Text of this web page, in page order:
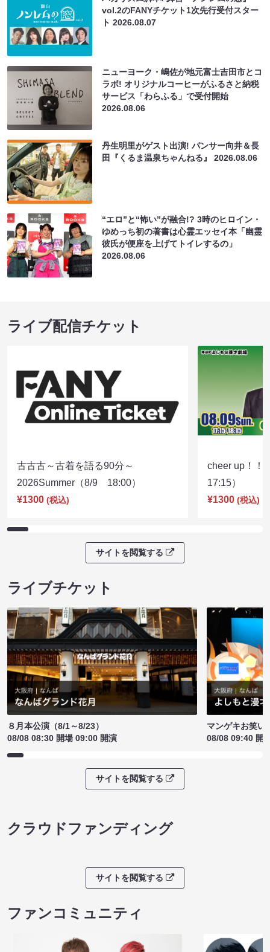
vol.2のFANYチケット1次先行受付スター
ト2026.08.07
ニューヨーク・嶋佐が地元富士吉田市とコ
ラボ! オリジナルコーヒーがふるさと納税
サービス「わらふる」で受付開始
2026.08.06
丹生明里がゲスト出演! パンサー向井＆長
田『くるま温泉ちゃんねる』2026.08.06
“エロ”と“怖い”が融合!? 3時のヒロイン・
ゆめっち初の著書は心霊エッセイ本「幽霊
彼氏が便座を上げてトイレするの」
2026.08.06
ライブ配信チケット
古古古～古着を語る90分～
2026Summer（8/9 18:00）
¥1300 (税込)
cheer up！
17:15）
¥1300 (税込)
サイトを閲覧する
ライブチケット
８月本公演（8/1～8/23）
08/08 08:30 開場 09:00 開演
マンゲキお笑い
08/08 09:40 開
サイトを閲覧する
クラウドファンディング
サイトを閲覧する
ファンコミュニティ